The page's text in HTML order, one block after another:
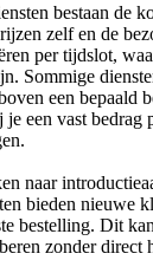
bestaan de
zelf en de
per tijdslot,
Sommige
een bepaald
een vast bedrag
naar
bieden nieuwe
bestelling. Dit
zonder direct